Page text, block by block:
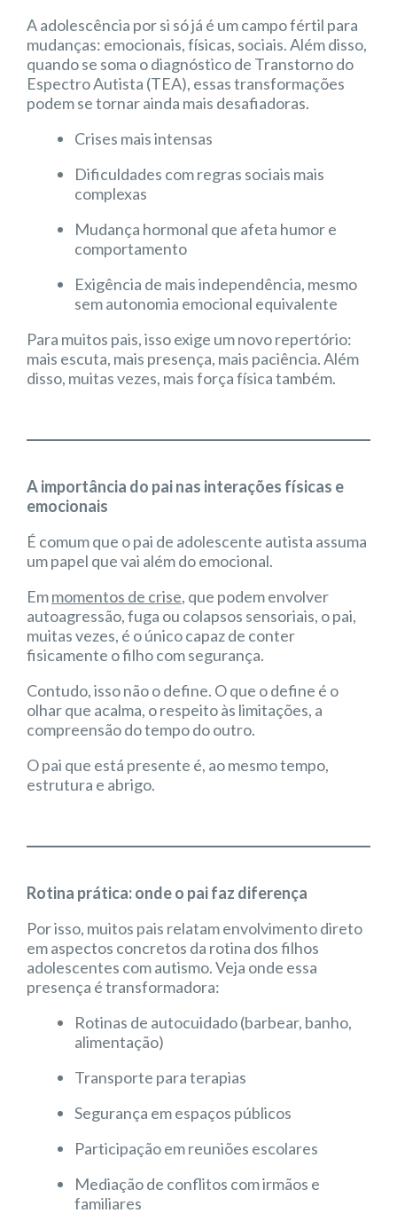
A adolescência por si só já é um campo fértil para
mudanças: emocionais, físicas, sociais. Além disso,
quando se soma o diagnóstico de Transtorno do
Espectro Autista (TEA), essas transformações
podem se tornar ainda mais desafiadoras.
Crises mais intensas
Dificuldades com regras sociais mais
complexas
Mudança hormonal que afeta humor e
comportamento
Exigência de mais independência, mesmo
sem autonomia emocional equivalente
Para muitos pais, isso exige um novo repertório:
mais escuta, mais presença, mais paciência. Além
disso, muitas vezes, mais força física também.
A importância do pai nas interações físicas e
emocionais
É comum que o pai de adolescente autista assuma
um papel que vai além do emocional.
Emmomentos de crise, que podem envolver
autoagressão, fuga ou colapsos sensoriais, o pai,
muitas vezes, é o único capaz de conter
fisicamente o filho com segurança.
Contudo, isso não o define. O que o define é o
olhar que acalma, o respeito às limitações, a
compreensão do tempo do outro.
O pai que está presente é, ao mesmo tempo,
estrutura e abrigo.
Rotina prática: onde o pai faz diferença
Por isso, muitos pais relatam envolvimento direto
em aspectos concretos da rotina dos filhos
adolescentes com autismo. Veja onde essa
presença é transformadora:
Rotinas de autocuidado (barbear, banho,
alimentação)
Transporte para terapias
Segurança em espaços públicos
Participação em reuniões escolares
Mediação de conflitos com irmãos e
familiares